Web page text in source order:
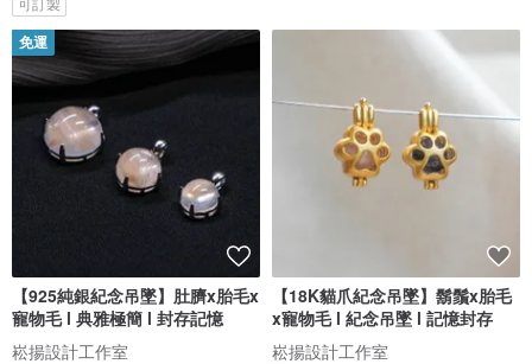
免運
【925純銀紀念吊墜】肚臍x胎毛x
寵物毛 l 典雅極簡 l 封存記憶
崧揚設計工作室
【18K貓爪紀念吊墜】鬍鬚x胎毛
x寵物毛 l 紀念吊墜 l 記憶封存
崧揚設計工作室